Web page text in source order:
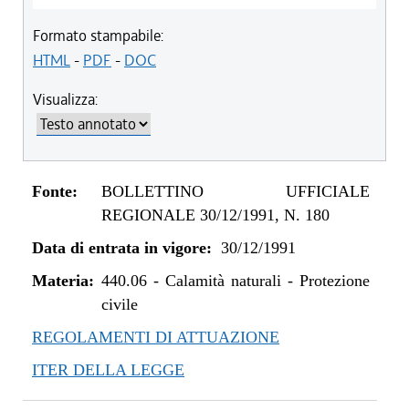
Formato stampabile:
HTML- PDF - DOC
Visualizza:
Fonte:
BOLLETTINO UFFICIALE
REGIONALE 30/12/1991, N. 180
Data di entrata in vigore: 30/12/1991
Materia: 440.06- Calamità naturali - Protezione
civile
REGOLAMENTI DI ATTUAZIONE
ITER DELLA LEGGE